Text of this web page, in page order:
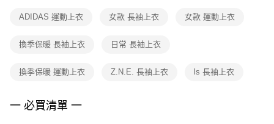
１．透過由恩沛科技股份有限公司提供之「AFTEE先享後付」服務完成之交
權轉讓予恩沛科技股份有限公司。
３．未成年的使用者請事先徵得法定代理人或監護人之同意方可使用
４．使用「AFTEE先享後付」時，將依據個別帳號之用戶狀況，依本公司即
ADIDAS 運動上衣 女款 長袖上衣 女款 運動上衣
換季保暖 長袖上衣 日常 長袖上衣
換季保暖 運動上衣 Z.N.E. 長袖上衣 ls 長袖上衣
一 必買清單 一